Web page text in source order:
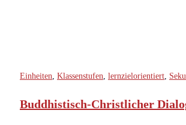
Einheiten Klassenstufen lernzielorientiert
Buddhistisch-Christlicher